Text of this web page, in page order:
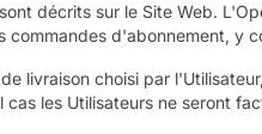
décrits sur le Site Web.
d'abonnement, y
livraison choisi par
les Utilisateurs ne seront